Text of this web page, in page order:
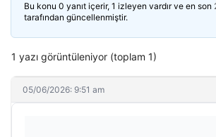
Bu konu 0 yanıt içerir, 1 izleyen vardır ve en son
tarafından güncellenmiştir.
1 yazı görüntüleniyor (toplam 1)
05/06/2026: 9:51 am